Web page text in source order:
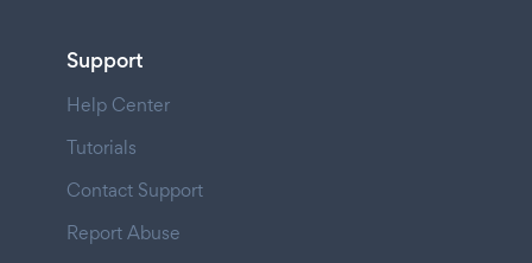
Support
Help Center
Tutorials
Contact Support
Report Abuse